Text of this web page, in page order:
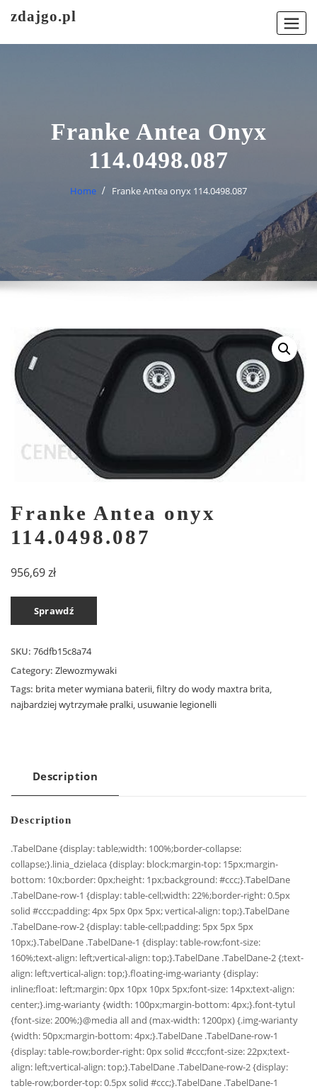
zdajgo.pl
Franke Antea Onyx
114.0498.087
Home Franke Antea onyx 114.0498.087
Franke Antea onyx
114.0498.087
956,69zł
Sprawdź
SKU: 76dfb15c8a74
Category: Zlewozmywaki
Tags: brita meter wymiana baterii filtry do wody maxtra brita
najbardziej wytrzymałe pralki usuwanie legionelli
Description
Description
.TabelDane {display: table;width: 100%;border-collapse:
collapse;}.linia_dzielaca {display: block;margin-top: 15px;margin-
bottom: 10x;border: 0px;height: 1px;background: #ccc;}.TabelDane
.TabelDane-row-1 {display: table-cell;width: 22%;border-right: 0.5px
solid #ccc;padding: 4px 5px 0px 5px; vertical-align: top;}.TabelDane
.TabelDane-row-2 {display: table-cell;padding: 5px 5px 5px
10px;}.TabelDane .TabelDane-1 {display: table-row;font-size:
160%;text-align: left;vertical-align: top;}.TabelDane .TabelDane-2 {;text-
align: left;vertical-align: top;}.floating-img-warianty {display:
inline;float: left;margin: 0px 10px 10px 5px;font-size: 14px;text-align:
center;}.img-warianty {width: 100px;margin-bottom: 4px;}.font-tytul
{font-size: 200%;}@media all and (max-width: 1200px) {.img-warianty
{width: 50px;margin-bottom: 4px;}.TabelDane .TabelDane-row-1
{display: table-row;border-right: 0px solid #ccc;font-size: 22px;text-
align: left;vertical-align: top;}.TabelDane .TabelDane-row-2 {display:
table-row;border-top: 0.5px solid #ccc;}.TabelDane .TabelDane-1